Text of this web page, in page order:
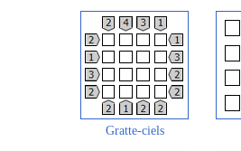
Gratte-ciels